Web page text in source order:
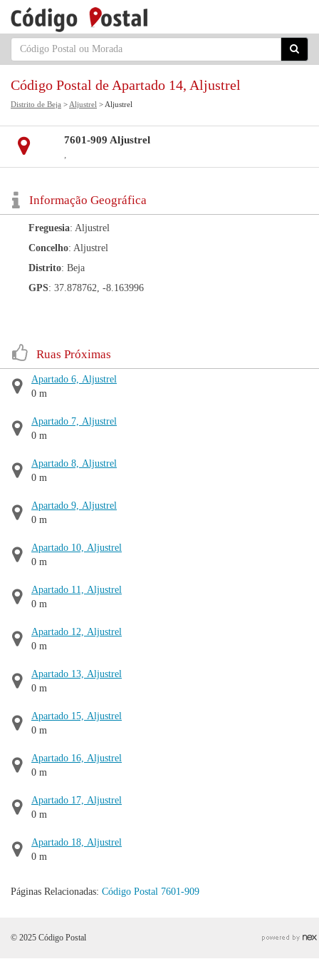
Código Postal de Apartado 14, Aljustrel
Distrito de Beja > Aljustrel > Aljustrel
7601-909 Aljustrel
,
Informação Geográfica
Freguesia: Aljustrel
Concelho: Aljustrel
Distrito: Beja
GPS: 37.878762, -8.163996
Ruas Próximas
Apartado 6, Aljustrel
0 m
Apartado 7, Aljustrel
0 m
Apartado 8, Aljustrel
0 m
Apartado 9, Aljustrel
0 m
Apartado 10, Aljustrel
0 m
Apartado 11, Aljustrel
0 m
Apartado 12, Aljustrel
0 m
Apartado 13, Aljustrel
0 m
Apartado 15, Aljustrel
0 m
Apartado 16, Aljustrel
0 m
Apartado 17, Aljustrel
0 m
Apartado 18, Aljustrel
0 m
Páginas Relacionadas: Código Postal 7601-909
© 2025 Código Postal